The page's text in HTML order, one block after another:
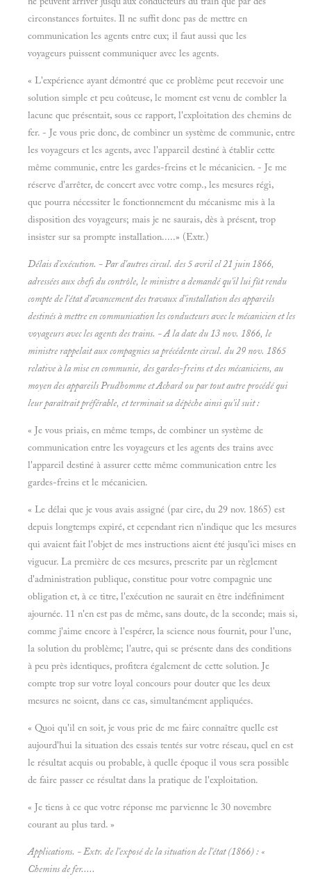
circonstances fortuites. Il ne suffit donc pas de mettre en
communication les agents entre eux; il faut aussi que les
voyageurs puissent communiquer avec les agents.
« L'expérience ayant démontré que ce problème peut recevoir une
solution simple et peu coûteuse, le moment est venu de combler la
lacune que présentait, sous ce rapport, l'exploitation des chemins de
fer. - Je vous prie donc, de combiner un système de communie, entre
les voyageurs et les agents, avec l'appareil destiné à établir cette
même communie, entre les gardes-freins et le mécanicien. - Je me
réserve d'arrêter, de concert avec votre comp., les mesures régi,
que pourra nécessiter le fonctionnement du mécanisme mis à la
disposition des voyageurs; mais je ne saurais, dès à présent, trop
insister sur sa prompte installation.....» (Extr.)
Délais d'exécution. - Par d'autres circul. des 5 avril el 21 juin 1866,
adressées aux chefs du contrôle, le ministre a demandé qu'il lui fût rendu
compte de l'état d'avancement des travaux d'installation des appareils
destinés à mettre en communication les conducteurs avec le mécanicien et les
voyageurs avec les agents des trains. - A la date du 13 nov. 1866, le
ministre rappelait aux compagnies sa précédente circul. du 29 nov. 1865
relative à la mise en communie, des gardes-freins et des mécaniciens, au
moyen des appareils Prudhomme et Achard ou par tout autre procédé qui
leur paraîtrait préférable, et terminait sa dépêche ainsi qu'il suit :
« Je vous priais, en même temps, de combiner un système de
communication entre les voyageurs et les agents des trains avec
l'appareil destiné à assurer cette même communication entre les
gardes-freins et le mécanicien.
« Le délai que je vous avais assigné (par cire, du 29 nov. 1865) est
depuis longtemps expiré, et cependant rien n'indique que les mesures
qui avaient fait l'objet de mes instructions aient été jusqu'ici mises en
vigueur. La première de ces mesures, prescrite par un règlement
d'administration publique, constitue pour votre compagnie une
obligation et, à ce titre, l'exécution ne saurait en être indéfiniment
ajournée. 11 n'en est pas de même, sans doute, de la seconde; mais si,
comme j'aime encore à l'espérer, la science nous fournit, pour l'une,
la solution du problème; l'autre, qui se présente dans des conditions
à peu près identiques, profitera également de cette solution. Je
compte trop sur votre loyal concours pour douter que les deux
mesures ne soient, dans ce cas, simultanément appliquées.
« Quoi qu'il en soit, je vous prie de me faire connaître quelle est
aujourd'hui la situation des essais tentés sur votre réseau, quel en est
le résultat acquis ou probable, à quelle époque il vous sera possible
de faire passer ce résultat dans la pratique de l'exploitation.
« Je tiens à ce que votre réponse me parvienne le 30 novembre
courant au plus tard. »
Applications. - Extr. de l'exposé de la situation de l'état (1866) : «
Chemins de fer.....